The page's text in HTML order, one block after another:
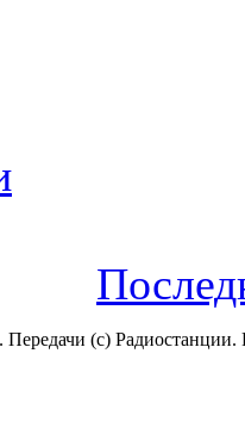
. Передачи (с)